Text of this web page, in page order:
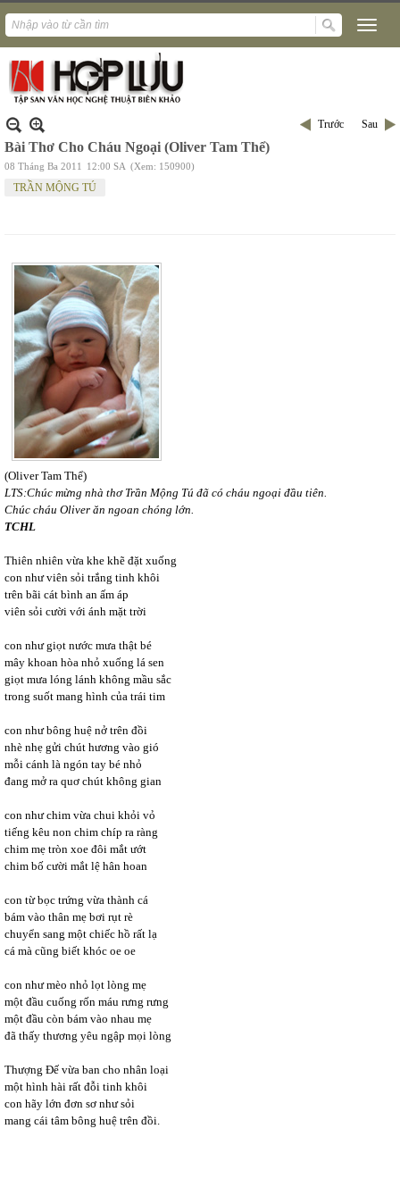
Trước Sau
Bài Thơ Cho Cháu Ngoại (Oliver Tam Thể)
08 Tháng Ba 2011 12:00 SA (Xem: 150900)
TRẦN MỘNG TÚ
(Oliver Tam Thể)
LTS:Chúc mừng nhà thơ Trần Mộng Tú đã có cháu ngoại đầu tiên.
Chúc cháu Oliver ăn ngoan chóng lớn.
TCHL
Thiên nhiên vừa khe khẽ đặt xuống
con như viên sỏi trắng tinh khôi
trên bãi cát bình an ấm áp
viên sỏi cười với ánh mặt trời
con như giọt nước mưa thật bé
mây khoan hòa nhỏ xuống lá sen
giọt mưa lóng lánh không mầu sắc
trong suốt mang hình của trái tim
con như bông huệ nở trên đồi
nhè nhẹ gửi chút hương vào gió
mỗi cánh là ngón tay bé nhỏ
đang mở ra quơ chút không gian
con như chim vừa chui khỏi vỏ
tiếng kêu non chim chíp ra ràng
chim mẹ tròn xoe đôi mắt ướt
chim bố cười mắt lệ hân hoan
con từ bọc trứng vừa thành cá
bám vào thân mẹ bơi rụt rè
chuyển sang một chiếc hồ rất lạ
cá mà cũng biết khóc oe oe
con như mèo nhỏ lọt lòng mẹ
một đầu cuống rốn máu rưng rưng
một đầu còn bám vào nhau mẹ
đã thấy thương yêu ngập mọi lòng
Thượng Đế vừa ban cho nhân loại
một hình hài rất đỗi tinh khôi
con hãy lớn đơn sơ như sỏi
mang cái tâm bông huệ trên đồi.